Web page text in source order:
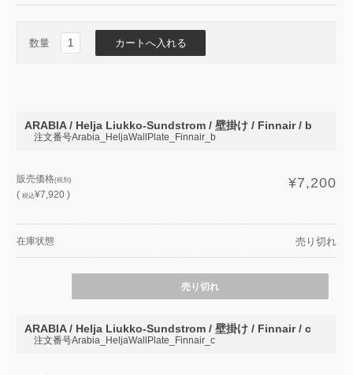
数量
ARABIA / Helja Liukko-Sundstrom / 壁掛け / Finnair / b
注文番号Arabia_HeljaWallPlate_Finnair_b
販売価格(税別)
(税込¥7,920 )
¥7,200
在庫状態 売り切れ
売り切れ
ARABIA / Helja Liukko-Sundstrom / 壁掛け / Finnair / c
注文番号Arabia_HeljaWallPlate_Finnair_c